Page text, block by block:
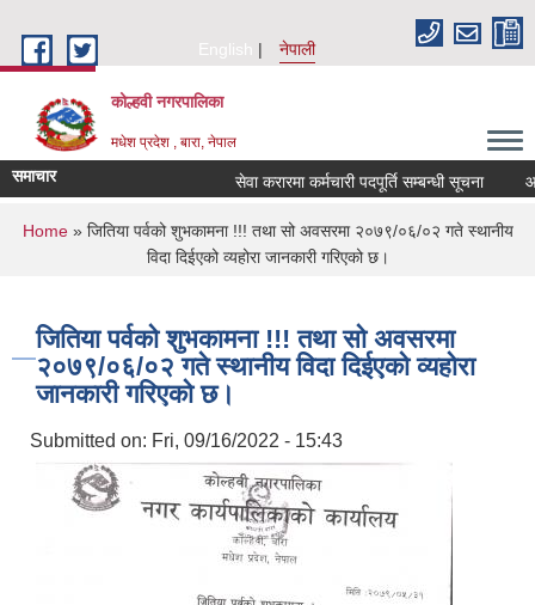
English
नेपाली
कोल्हवी नगरपालिका
मधेश प्रदेश , बारा, नेपाल
समाचार सेवा करारमा कर्मचारी पदपूर्ति सम्बन्धी सूचना आ.
You are here
Home» जितिया पर्वको शुभकामना !!! तथा सो अवसरमा २०७९/०६/०२ गते स्थानीय
विदा दिईएको व्यहोरा जानकारी गरिएको छ।
जितिया पर्वको शुभकामना !!! तथा सो अवसरमा
२०७९/०६/०२ गते स्थानीय विदा दिईएको व्यहोरा
जानकारी गरिएको छ।
Submitted on: Fri, 09/16/2022 - 15:43